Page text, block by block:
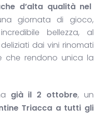
d’alta qualità nel
giornata di gioco,
bellezza, al
dai vini rinomati
che rendono unica la
già il 2 ottobre, un
Triacca a tutti gli